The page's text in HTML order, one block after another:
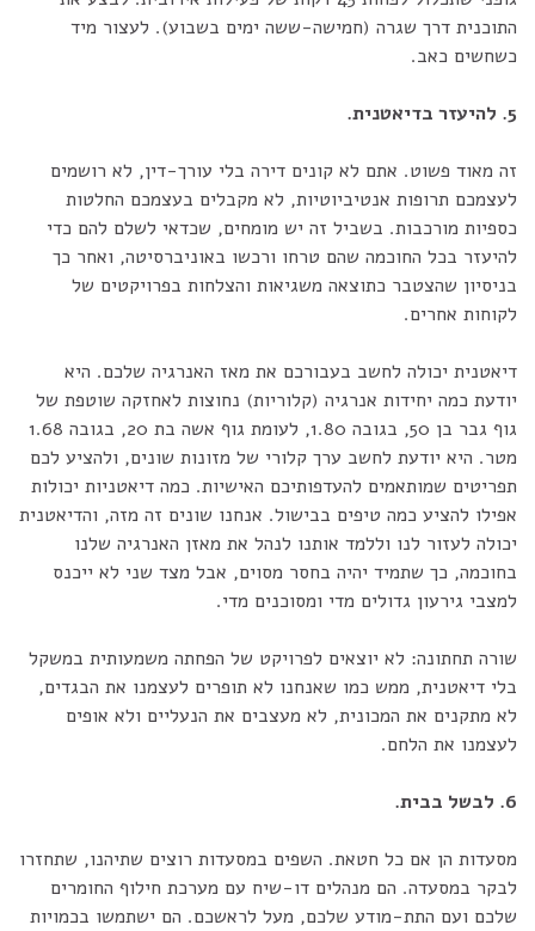
התוכנית דרך שגרה (חמישה-ששה ימים בשבוע). לעצור מיד
כשחשים כאב.
5. להיעזר בדיאטנית.
זה מאוד פשוט. אתם לא קונים דירה בלי עורך-דין, לא רושמים
לעצמכם תרופות אנטיביוטיות, לא מקבלים בעצמכם החלטות
כספיות מורכבות. בשביל זה יש מומחים, שכדאי לשלם להם כדי
להיעזר בכל החוכמה שהם טרחו ורכשו באוניברסיטה, ואחר כך
בניסיון שהצטבר כתוצאה משגיאות והצלחות בפרויקטים של
לקוחות אחרים.
דיאטנית יכולה לחשב בעבורכם את מאז האנרגיה שלכם. היא
יודעת כמה יחידות אנרגיה (קלוריות) נחוצות לאחזקה שוטפת של
גוף גבר בן 50, בגובה 1.80, לעומת גוף אשה בת 20, בגובה 1.68
מטר. היא יודעת לחשב ערך קלורי של מזונות שונים, ולהציע לכם
תפריטים שמותאמים להעדפותיכם האישיות. כמה דיאטניות יכולות
אפילו להציע כמה טיפים בבישול. אנחנו שונים זה מזה, והדיאטנית
יכולה לעזור לנו וללמד אותנו לנהל את מאזן האנרגיה שלנו
בחוכמה, כך שתמיד יהיה בחסר מסוים, אבל מצד שני לא ייכנס
למצבי גירעון גדולים מדי ומסוכנים מדי.
שורה תחתונה: לא יוצאים לפרויקט של הפחתה משמעותית במשקל
בלי דיאטנית, ממש כמו שאנחנו לא תופרים לעצמנו את הבגדים,
לא מתקנים את המכונית, לא מעצבים את הנעליים ולא אופים
לעצמנו את הלחם.
6. לבשל בבית.
מסעדות הן אם כל חטאת. השפים במסעדות רוצים שתיהנו, שתחזרו
לבקר במסעדה. הם מנהלים דו-שיח עם מערכת חילוף החומרים
שלכם ועם התת-מודע שלכם, מעל לראשכם. הם ישתמשו בכמויות